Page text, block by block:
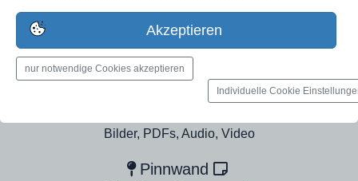
Erstelle jetzt ein gratis Firmenprofil für dein Unternehmen:
jetzt registrieren
Bilder, PDFs, Audio, Video
Pinnwand
Akzeptieren
nur notwendige Cookies akzeptieren
Individuelle Cookie